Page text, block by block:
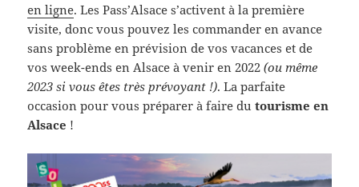
en ligne. Les Pass’Alsace s’activent à la première
visite, donc vous pouvez les commander en avance
sans problème en prévision de vos vacances et de
vos week-ends en Alsace à venir en 2022 (ou même
2023 si vous êtes très prévoyant !). La parfaite
occasion pour vous préparer à faire dutourisme en
Alsace !